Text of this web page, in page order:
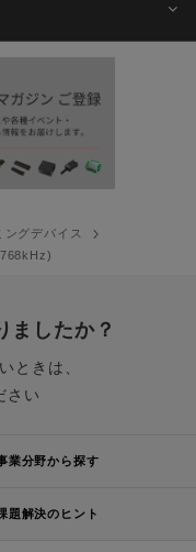
ングデバイス
ましたか？
ときは、
さい
業分野から探す
題解決のヒント